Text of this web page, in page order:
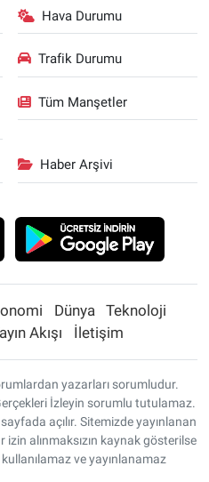
Hava Durumu
Trafik Durumu
Tüm Manşetler
Haber Arşivi
Dünya
Teknoloji
Akışı İletişim
yazarları sorumludur.
İzleyin sorumlu tutulamaz.
açılır. Sitemizde yayınlanan
izin alınmaksızın kaynak gösterilse
ve yayınlanamaz